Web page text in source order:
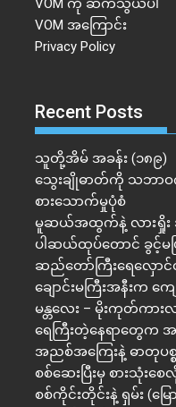
VOM အကြောင်း
Privacy Policy
Recent Posts
သူတို့အိမ် အခန်း (၁၈၉)
သွေးချိုဓာတ်ကို သဘာဝ
စားသောက်မှုပုံစံ
မူဆယ်အထွက်နဲ့ လားရှိုး
ပါဆယ်ထုပ်တောင် ခွင့်မ
ဆည်တော်ကြီးရေလှောင်
ချောင်းမကြီးအနီးက ကျ
မန္တလေး – မိုးကုတ်ကား
ရေကြီးတဲ့​နေရာ​တွေက
အညစ်အကြေးနဲ့ ဓာတုပစ္
စစ်ဆေးပြီးမှ စားသုံးစေ
စစ်ကိုင်းတိုင်းနဲ့ ရှမ်း (မ